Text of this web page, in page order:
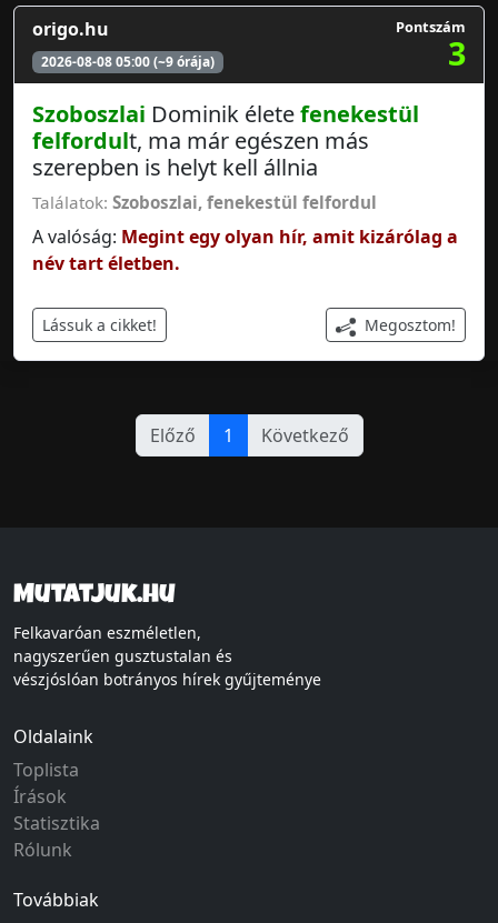
origo.hu
2026-08-08 05:00 (~9 órája)
Pontszám
3
Szoboszlai Dominik életefenekestül
felfordult, ma már egészen más
szerepben is helyt kell állnia
Találatok: Szoboszlai, fenekestül felfordul
A valóság: Megint egy olyan hír, amit kizárólag a
név tart életben.
Lássuk a cikket! Megosztom!
Előző 1 Következő
Mutatjuk.hu
Felkavaróan eszméletlen,
nagyszerűen gusztustalan és
vészjóslóan botrányos hírek gyűjteménye
Oldalaink
Toplista
Írások
Statisztika
Rólunk
Továbbiak